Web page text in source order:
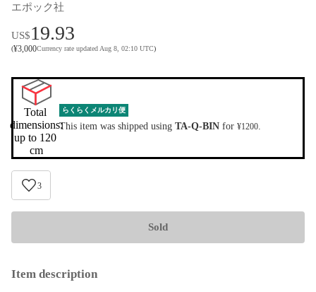
エポック社
US$19.93
(¥3,000Currency rate updated Aug 8, 02:10 UTC)
Total
dimensions:
up to 120
cm
らくらくメルカリ便
This item was shipped using TA-Q-BIN for ¥1200.
3
Sold
Item description